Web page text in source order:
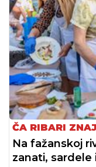
ČA RIBARI
Na fažanskoj
zanati,